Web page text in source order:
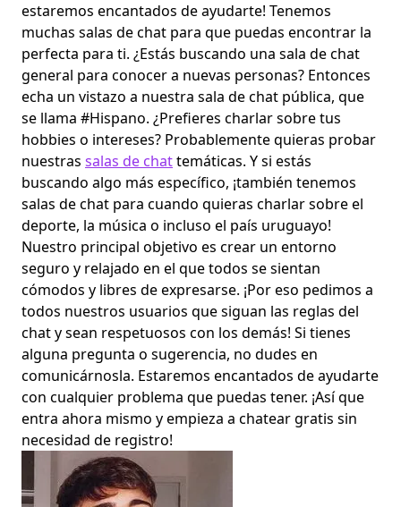
estaremos encantados de ayudarte! Tenemos
muchas salas de chat para que puedas encontrar la
perfecta para ti. ¿Estás buscando una sala de chat
general para conocer a nuevas personas? Entonces
echa un vistazo a nuestra sala de chat pública, que
se llama #Hispano. ¿Prefieres charlar sobre tus
hobbies o intereses? Probablemente quieras probar
nuestras salas de chattemáticas. Y si estás
buscando algo más específico, ¡también tenemos
salas de chat para cuando quieras charlar sobre el
deporte, la música o incluso el país uruguayo!
Nuestro principal objetivo es crear un entorno
seguro y relajado en el que todos se sientan
cómodos y libres de expresarse. ¡Por eso pedimos a
todos nuestros usuarios que siguan las reglas del
chat y sean respetuosos con los demás! Si tienes
alguna pregunta o sugerencia, no dudes en
comunicárnosla. Estaremos encantados de ayudarte
con cualquier problema que puedas tener. ¡Así que
entra ahora mismo y empieza a chatear gratis sin
necesidad de registro!